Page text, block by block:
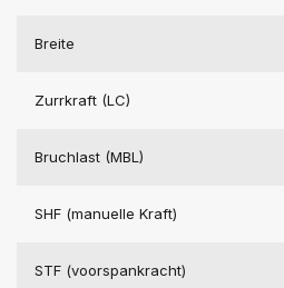
Breite
Zurrkraft (LC)
Bruchlast (MBL)
SHF (manuelle Kraft)
STF (voorspankracht)